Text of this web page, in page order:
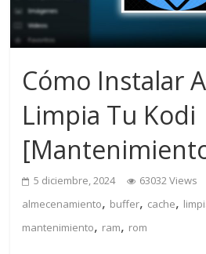
Cómo Instalar
Limpia Tu Kodi
5 diciembre, 2024 63032 Views
almecenamiento, buffer, cache,
mantenimiento, ram, rom